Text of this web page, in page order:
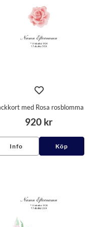
med Rosa rosblomma
920 kr
Info Köp